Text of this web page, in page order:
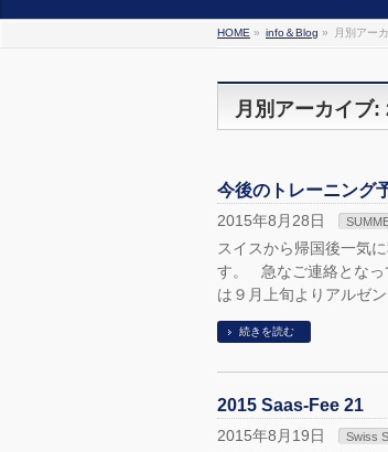
HOME » info＆Blog » 月別アー
月別アーカイブ:
今後のトレーニング
2015年8月28日
スイスから帰国後一気
す。 急なご連絡となっ
は９月上旬よりアルゼ
続きを読む
2015 Saas-Fee 21
2015年8月19日 Swiss